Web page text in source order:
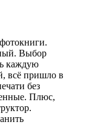
Выбор
каждую
всё пришло в
без
Плюс,